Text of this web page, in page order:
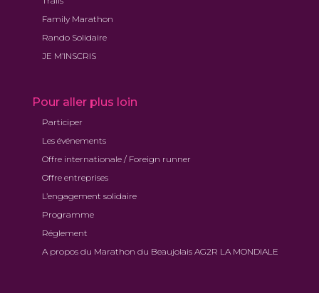
Family Marathon
Rando Solidaire
JE M’INSCRIS
Pour aller plus loin
Participer
Les événements
Offre internationale / Foreign runner
Offre entreprises
L’engagement solidaire
Programme
Réglement
A propos du Marathon du Beaujolais AG2R LA MONDIALE